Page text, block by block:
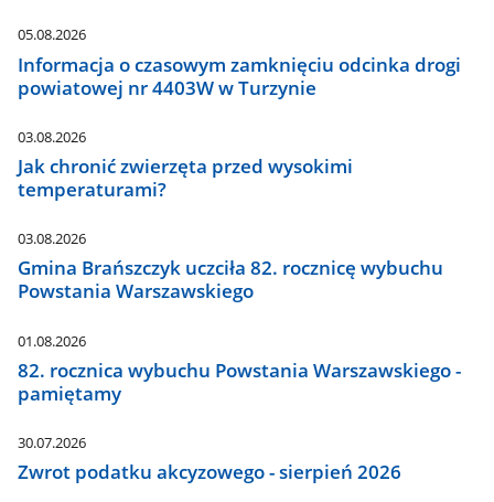
05.08.2026
Informacja o czasowym zamknięciu odcinka drogi
powiatowej nr 4403W w Turzynie
03.08.2026
Jak chronić zwierzęta przed wysokimi
temperaturami?
03.08.2026
Gmina Brańszczyk uczciła 82. rocznicę wybuchu
Powstania Warszawskiego
01.08.2026
82. rocznica wybuchu Powstania Warszawskiego -
pamiętamy
30.07.2026
Zwrot podatku akcyzowego - sierpień 2026